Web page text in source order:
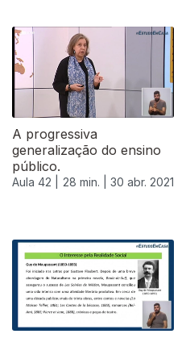
A progressiva
generalização do ensino
público.
Aula 42 | 28 min. | 30 abr. 2021